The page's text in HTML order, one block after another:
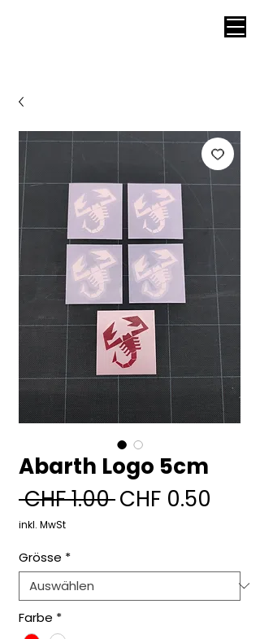
Abarth Logo 5cm
CHF 1.00 Standardpreis
CHF 0.50
inkl. MwSt
Grösse *
Farbe *